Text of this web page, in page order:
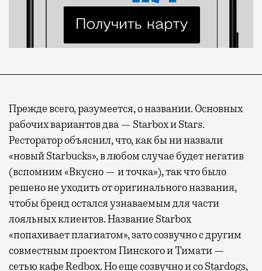
Прежде всего, разумеется, о названии. Основных
рабочих вариантов два — Starbox и Stars.
Ресторатор объяснил, что, как бы ни назвали
«новый Starbucks», в любом случае будет негатив
(вспомним «Вкусно — и точка»), так что было
решено не уходить от оригинального названия,
чтобы бренд остался узнаваемым для части
лояльных клиентов. Название Starbox
«попахивает плагиатом», зато созвучно с другим
совместным проектом Пинского и Тимати —
сетью кафе Redbox. Но еще созвучно и со Stardogs,